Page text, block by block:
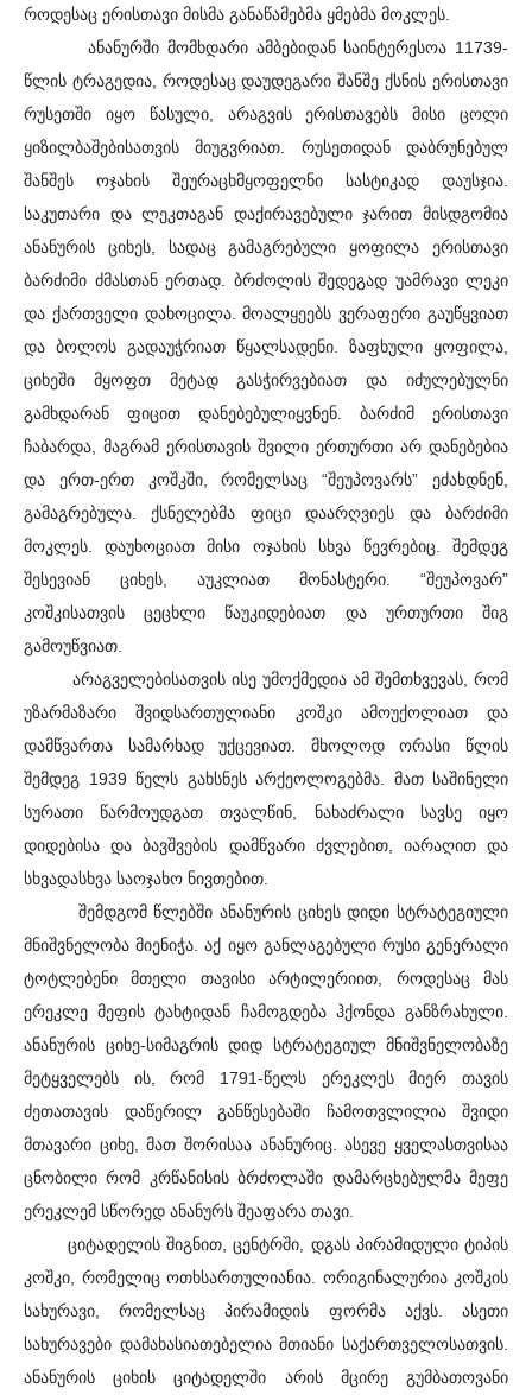
როდესაც ერისთავი მისმა განაწამებმა ყმებმა მოკლეს.
ანანურში მომხდარი ამბებიდან საინტერესოა 11739-
წლის ტრაგედია, როდესაც დაუდეგარი შანშე ქსნის ერისთავი
რუსეთში იყო წასული, არაგვის ერისთავებს მისი ცოლი
ყიზილბაშებისათვის მიუგვრიათ. რუსეთიდან დაბრუნებულ
შანშეს ოჯახის შეურაცხმყოფელნი სასტიკად დაუსჯია.
საკუთარი და ლეკთაგან დაქირავებული ჯარით მისდგომია
ანანურის ციხეს, სადაც გამაგრებული ყოფილა ერისთავი
ბარძიმი ძმასთან ერთად. ბრძოლის შედეგად უამრავი ლეკი
და ქართველი დახოცილა. მოალყეებს ვერაფერი გაუწყვიათ
და ბოლოს გადაუჭრიათ წყალსადენი. ზაფხული ყოფილა,
ციხეში მყოფთ მეტად გასჭირვებიათ და იძულებულნი
გამხდარან ფიცით დანებებულიყვნენ. ბარძიმ ერისთავი
ჩაბარდა, მაგრამ ერისთავის შვილი ერთურთი არ დანებებია
და ერთ-ერთ კოშკში, რომელსაც “შეუპოვარს” ეძახდნენ,
გამაგრებულა. ქსნელებმა ფიცი დაარღვიეს და ბარძიმი
მოკლეს. დაუხოციათ მისი ოჯახის სხვა წევრებიც. შემდეგ
შესევიან ციხეს, აუკლიათ მონასტერი. “შეუპოვარ”
კოშკისათვის ცეცხლი წაუკიდებიათ და ურთურთი შიგ
გამოუწვიათ.
არაგველებისათვის ისე უმოქმედია ამ შემთხვევას, რომ
უზარმაზარი შვიდსართულიანი კოშკი ამოუქოლიათ და
დამწვართა სამარხად უქცევიათ. მხოლოდ ორასი წლის
შემდეგ 1939 წელს გახსნეს არქეოლოგებმა. მათ საშინელი
სურათი წარმოუდგათ თვალწინ, ნახაძრალი სავსე იყო
დიდებისა და ბავშვების დამწვარი ძვლებით, იარაღით და
სხვადასხვა საოჯახო ნივთებით.
შემდგომ წლებში ანანურის ციხეს დიდი სტრატეგიული
მნიშვნელობა მიენიჭა. აქ იყო განლაგებული რუსი გენერალი
ტოტლებენი მთელი თავისი არტილერიით, როდესაც მას
ერეკლე მეფის ტახტიდან ჩამოგდება ჰქონდა განზრახული.
ანანურის ციხე-სიმაგრის დიდ სტრატეგიულ მნიშვნელობაზე
მეტყველებს ის, რომ 1791-წელს ერეკლეს მიერ თავის
ძეთათავის დაწერილ განწესებაში ჩამოთვლილია შვიდი
მთავარი ციხე, მათ შორისაა ანანურიც. ასევე ყველასთვისაა
ცნობილი რომ კრწანისის ბრძოლაში დამარცხებულმა მეფე
ერეკლემ სწორედ ანანურს შეაფარა თავი.
ციტადელის შიგნით, ცენტრში, დგას პირამიდული ტიპის
კოშკი, რომელიც ოთხსართულიანია. ორიგინალურია კოშკის
სახურავი, რომელსაც პირამიდის ფორმა აქვს. ასეთი
სახურავები დამახასიათებელია მთიანი საქართველოსათვის.
ანანურის ციხის ციტადელში არის მცირე გუმბათოვანი